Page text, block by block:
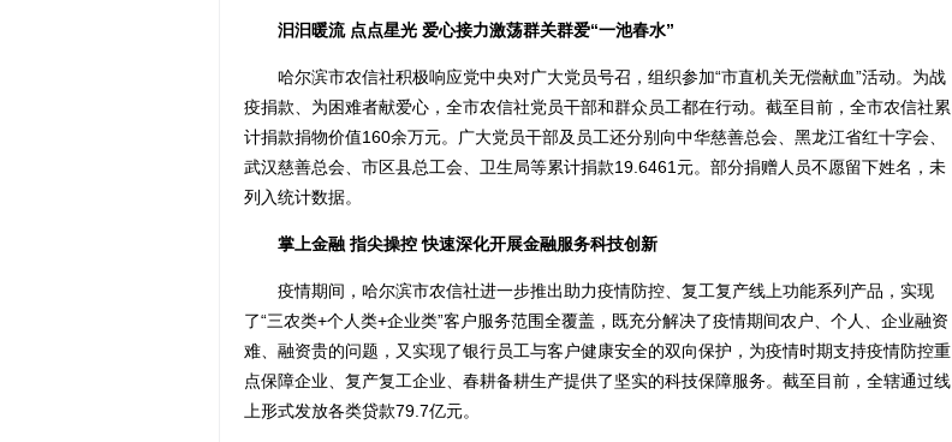
汩汩暖流 点点星光 爱心接力激荡群关群爱“一池春水”
哈尔滨市农信社积极响应党中央对广大党员号召，组织参加“市直机关无偿献血”活动。为战
疫捐款、为困难者献爱心，全市农信社党员干部和群众员工都在行动。截至目前，全市农信社累
计捐款捐物价值160余万元。广大党员干部及员工还分别向中华慈善总会、黑龙江省红十字会、
武汉慈善总会、市区县总工会、卫生局等累计捐款19.6461元。部分捐赠人员不愿留下姓名，未
列入统计数据。
掌上金融 指尖操控 快速深化开展金融服务科技创新
疫情期间，哈尔滨市农信社进一步推出助力疫情防控、复工复产线上功能系列产品，实现
了“三农类+个人类+企业类”客户服务范围全覆盖，既充分解决了疫情期间农户、个人、企业融资
难、融资贵的问题，又实现了银行员工与客户健康安全的双向保护，为疫情时期支持疫情防控重
点保障企业、复产复工企业、春耕备耕生产提供了坚实的科技保障服务。截至目前，全辖通过线
上形式发放各类贷款79.7亿元。